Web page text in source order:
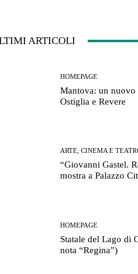
ARTICOLI
HOMEPAGE
Mantova: un nuovo
Ostiglia e Revere
ARTE, CINEMA E
“Giovanni Gastel.
mostra a Palazzo
HOMEPAGE
Statale del Lago di
nota “Regina”)